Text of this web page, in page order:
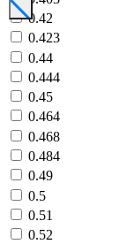
0.42
0.423
0.44
0.444
0.45
0.464
0.468
0.484
0.49
0.5
0.51
0.52